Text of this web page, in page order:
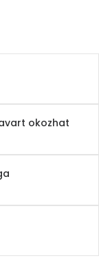
okozhat